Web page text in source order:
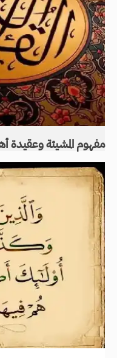
مفهوم المشيئة وعقيدة